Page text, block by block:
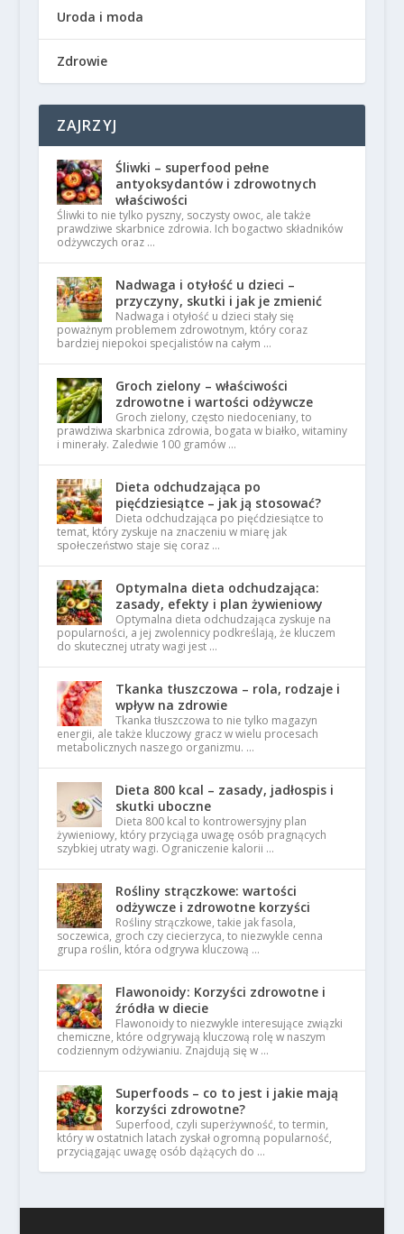
Uroda i moda
Zdrowie
ZAJRZYJ
Śliwki – superfood pełne
antyoksydantów i zdrowotnych
właściwości
Śliwki to nie tylko pyszny, soczysty owoc, ale także
prawdziwe skarbnice zdrowia. Ich bogactwo składników
odżywczych oraz …
Nadwaga i otyłość u dzieci –
przyczyny, skutki i jak je zmienić
Nadwaga i otyłość u dzieci stały się
poważnym problemem zdrowotnym, który coraz
bardziej niepokoi specjalistów na całym …
Groch zielony – właściwości
zdrowotne i wartości odżywcze
Groch zielony, często niedoceniany, to
prawdziwa skarbnica zdrowia, bogata w białko, witaminy
i minerały. Zaledwie 100 gramów …
Dieta odchudzająca po
pięćdziesiątce – jak ją stosować?
Dieta odchudzająca po pięćdziesiątce to
temat, który zyskuje na znaczeniu w miarę jak
społeczeństwo staje się coraz …
Optymalna dieta odchudzająca:
zasady, efekty i plan żywieniowy
Optymalna dieta odchudzająca zyskuje na
popularności, a jej zwolennicy podkreślają, że kluczem
do skutecznej utraty wagi jest …
Tkanka tłuszczowa – rola, rodzaje i
wpływ na zdrowie
Tkanka tłuszczowa to nie tylko magazyn
energii, ale także kluczowy gracz w wielu procesach
metabolicznych naszego organizmu. …
Dieta 800 kcal – zasady, jadłospis i
skutki uboczne
Dieta 800 kcal to kontrowersyjny plan
żywieniowy, który przyciąga uwagę osób pragnących
szybkiej utraty wagi. Ograniczenie kalorii …
Rośliny strączkowe: wartości
odżywcze i zdrowotne korzyści
Rośliny strączkowe, takie jak fasola,
soczewica, groch czy ciecierzyca, to niezwykle cenna
grupa roślin, która odgrywa kluczową …
Flawonoidy: Korzyści zdrowotne i
źródła w diecie
Flawonoidy to niezwykle interesujące związki
chemiczne, które odgrywają kluczową rolę w naszym
codziennym odżywianiu. Znajdują się w …
Superfoods – co to jest i jakie mają
korzyści zdrowotne?
Superfood, czyli superżywność, to termin,
który w ostatnich latach zyskał ogromną popularność,
przyciągając uwagę osób dążących do …